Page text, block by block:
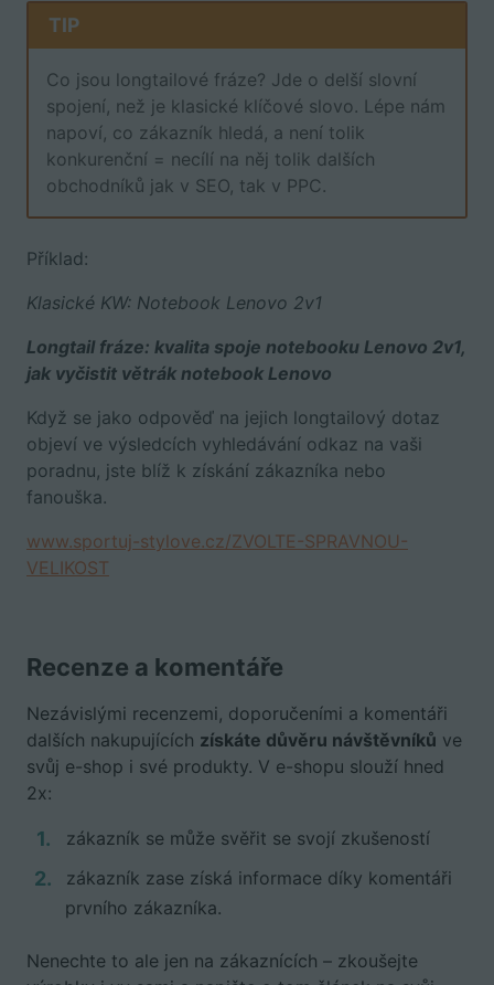
TIP
Co jsou longtailové fráze? Jde o delší slovní
spojení, než je klasické klíčové slovo. Lépe nám
napoví, co zákazník hledá, a není tolik
konkurenční = necílí na něj tolik dalších
obchodníků jak v SEO, tak v PPC.
Příklad:
Klasické KW: Notebook Lenovo 2v1
Longtail fráze: kvalita spoje notebooku Lenovo 2v1,
jak vyčistit větrák notebook Lenovo
Když se jako odpověď na jejich longtailový dotaz
objeví ve výsledcích vyhledávání odkaz na vaši
poradnu, jste blíž k získání zákazníka nebo
fanouška.
www.sportuj-stylove.cz/ZVOLTE-SPRAVNOU-
VELIKOST
Recenze a komentáře
Nezávislými recenzemi, doporučeními a komentáři
dalších nakupujících získáte důvěru návštěvníků ve
svůj e-shop i své produkty. V e-shopu slouží hned
2x:
zákazník se může svěřit se svojí zkušeností
zákazník zase získá informace díky komentáři
prvního zákazníka.
Nenechte to ale jen na zákaznících – zkoušejte